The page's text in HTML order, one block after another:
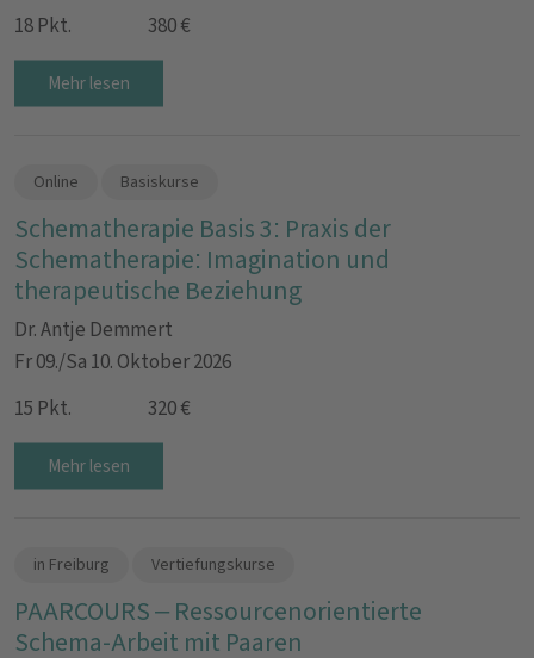
18 Pkt.
380 €
Mehr lesen
Online Basiskurse
Schematherapie Basis 3: Praxis der
Schematherapie: Imagination und
therapeutische Beziehung
Dr. Antje Demmert
Fr 09./Sa 10. Oktober 2026
15 Pkt.
320 €
Mehr lesen
in Freiburg Vertiefungskurse
PAARCOURS – Ressourcenorientierte
Schema-Arbeit mit Paaren